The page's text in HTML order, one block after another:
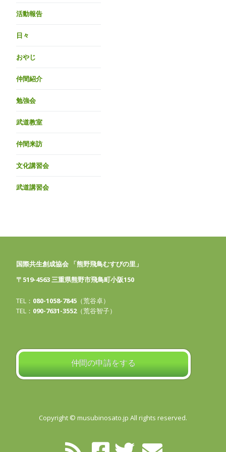
活動報告
日々
おやじ
仲間紹介
勉強会
武道教室
仲間来訪
文化講習会
武道講習会
国際共生創成協会 「熊野飛鳥むすびの里」
〒519-4563 三重県熊野市飛鳥町小阪150
TEL： 080-1058-7845 （荒谷卓）
TEL： 090-7631-3552（荒谷智子）
仲間の申請をする
Copyright © musubinosato.jp All rights reserved.